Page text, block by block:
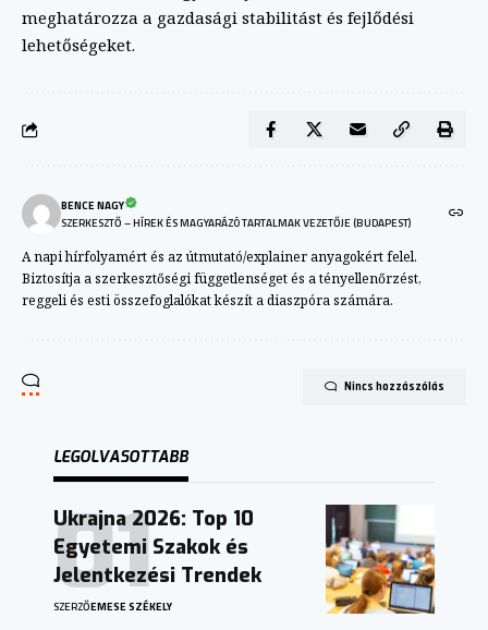
meghatározza a gazdasági stabilitást és fejlődési
lehetőségeket.
BENCE NAGY
SZERKESZTŐ – HÍREK ÉS MAGYARÁZÓ TARTALMAK VEZETŐJE (BUDAPEST)
A napi hírfolyamért és az útmutató/explainer anyagokért felel.
Biztosítja a szerkesztőségi függetlenséget és a tényellenőrzést,
reggeli és esti összefoglalókat készít a diaszpóra számára.
Nincs hozzászólás
LEGOLVASOTTABB
Ukrajna 2026: Top 10
Egyetemi Szakok és
Jelentkezési Trendek
SZERZŐEMESE SZÉKELY